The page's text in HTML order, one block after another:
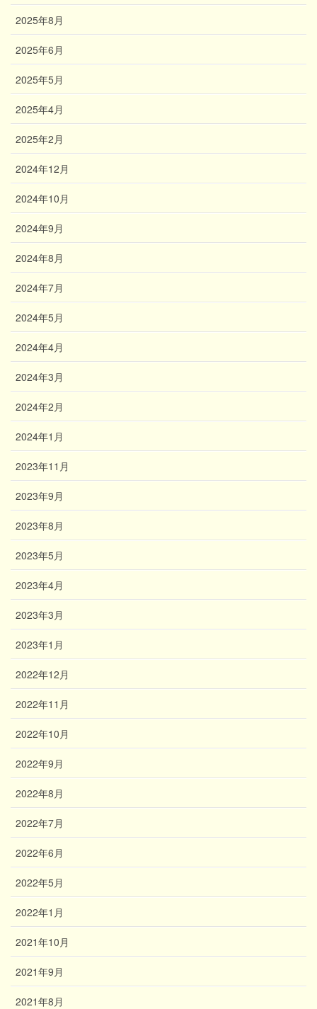
2025年8月
2025年6月
2025年5月
2025年4月
2025年2月
2024年12月
2024年10月
2024年9月
2024年8月
2024年7月
2024年5月
2024年4月
2024年3月
2024年2月
2024年1月
2023年11月
2023年9月
2023年8月
2023年5月
2023年4月
2023年3月
2023年1月
2022年12月
2022年11月
2022年10月
2022年9月
2022年8月
2022年7月
2022年6月
2022年5月
2022年1月
2021年10月
2021年9月
2021年8月